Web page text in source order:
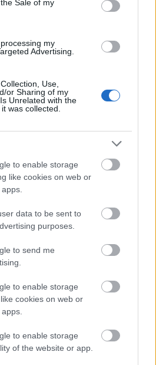
Sale of my
my
Advertising.
Use,
or Sharing of my
Unrelated with the
was collected.
to enable storage
like cookies on web or
data to be sent to
purposes.
to send me
to enable storage
cookies on web or
to enable storage
of the website or app.
a szobába, amennyiben az
lett létrehozva.
A szoba létrehozója
a szobából, ebben az esetben
lezárul és csak a
meg újra.
Ha úgy érzed, hogy a szoba
számodra, bármikor
ha a szoba le van zárva – ez
meg, de bármikor
is.
jelenthető, illetve visszajelzés
úgy érezzük, hogy az
irányelveket. Ezekben
a Facebook nem rögzíti.
letiltunk Facebook-
olyan szobához,
vagyunk, illetve fordítva, mi
az övébe.